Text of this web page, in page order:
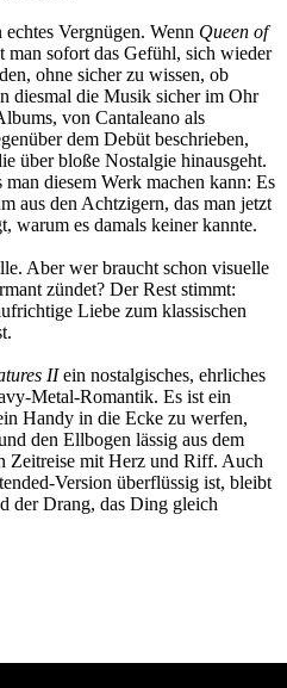
Vergnügen. Wenn Queen of
man sofort das Gefühl, sich wieder
ohne sicher zu wissen, ob
diesmal die Musik sicher im Ohr
von Cantaleano als
dem Debüt beschrieben,
über bloße Nostalgie hinausgeht.
diesem Werk machen kann: Es
aus den Achtzigern, das man jetzt
warum es damals keiner kannte.
Aber wer braucht schon visuelle
zündet? Der Rest stimmt:
Liebe zum klassischen
IIein nostalgisches, ehrliches
Metal-Romantik. Es ist ein
Handy in die Ecke zu werfen,
den Ellbogen lässig aus dem
Zeitreise mit Herz und Riff. Auch
Version überflüssig ist, bleibt
der Drang, das Ding gleich